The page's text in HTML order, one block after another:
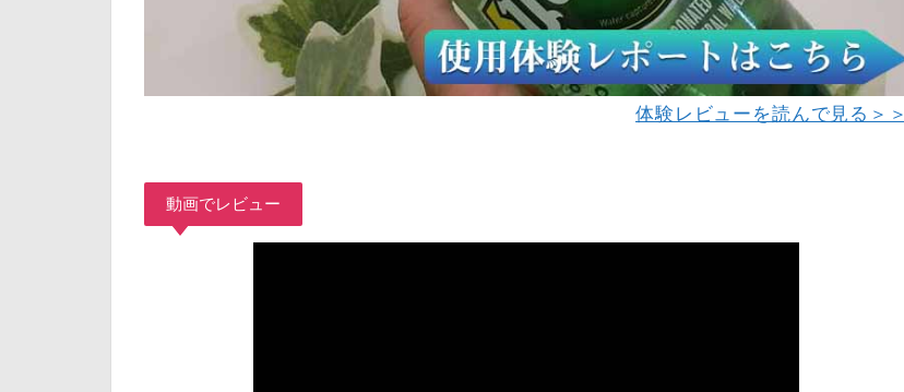
体験レビューを読んで見る＞＞
動画でレビュー